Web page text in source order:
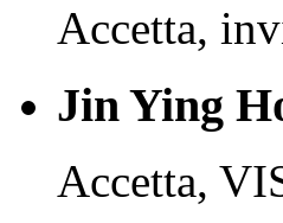
Accetta,
Jin Ying
Accetta,